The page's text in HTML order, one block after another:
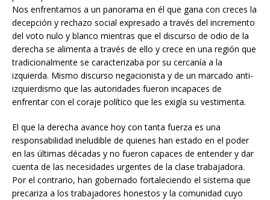
Nos enfrentamos a un panorama en él que gana con creces la
decepción y rechazo social expresado a través del incremento
del voto nulo y blanco mientras que el discurso de odio de la
derecha se alimenta a través de ello y crece en una región que
tradicionalmente se caracterizaba por su cercanía a la
izquierda. Mismo discurso negacionista y de un marcado anti-
izquierdismo que las autoridades fueron incapaces de
enfrentar con el coraje político que les exigía su vestimenta.
El que la derecha avance hoy con tanta fuerza es una
responsabilidad ineludible de quienes han estado en el poder
en las últimas décadas y no fueron capaces de entender y dar
cuenta de las necesidades urgentes de la clase trabajadora.
Por el contrario, han gobernado fortaleciendo el sistema que
precariza a los trabajadores honestos y la comunidad cuyo